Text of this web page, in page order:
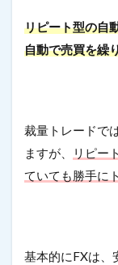
リピート型の自
自動で売買を繰
裁量トレードで
ますが、
リピー
ていても勝手に
基本的にFXは、